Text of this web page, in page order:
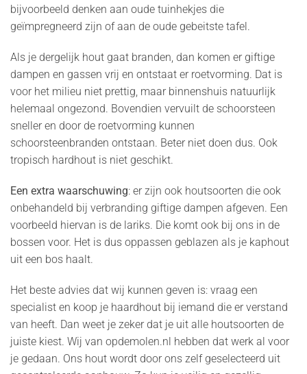
bijvoorbeeld denken aan oude tuinhekjes die
geïmpregneerd zijn of aan de oude gebeitste tafel.
Als je dergelijk hout gaat branden, dan komen er giftige
dampen en gassen vrij en ontstaat er roetvorming. Dat is
voor het milieu niet prettig, maar binnenshuis natuurlijk
helemaal ongezond. Bovendien vervuilt de schoorsteen
sneller en door de roetvorming kunnen
schoorsteenbranden ontstaan. Beter niet doen dus. Ook
tropisch hardhout is niet geschikt.
Een extra waarschuwing: er zijn ook houtsoorten die ook
onbehandeld bij verbranding giftige dampen afgeven. Een
voorbeeld hiervan is de lariks. Die komt ook bij ons in de
bossen voor. Het is dus oppassen geblazen als je kaphout
uit een bos haalt.
Het beste advies dat wij kunnen geven is: vraag een
specialist en koop je haardhout bij iemand die er verstand
van heeft. Dan weet je zeker dat je uit alle houtsoorten de
juiste kiest. Wij van opdemolen.nl hebben dat werk al voor
je gedaan. Ons hout wordt door ons zelf geselecteerd uit